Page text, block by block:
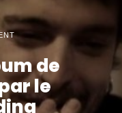
de
le